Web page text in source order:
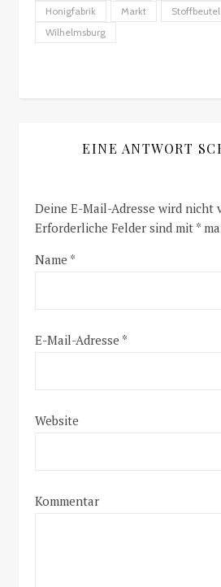
Honigfabrik Markt Stoffbeutel
Wilhelmsburg
EINE ANTWORT
Deine E-Mail-Adresse wird
Erforderliche Felder sind mit *
Name *
E-Mail-Adresse *
Website
Kommentar